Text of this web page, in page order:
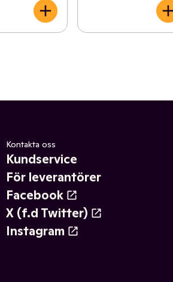
Kontakta oss
Kundservice
För leverantörer
Facebook
X (f.d Twitter)
Instagram